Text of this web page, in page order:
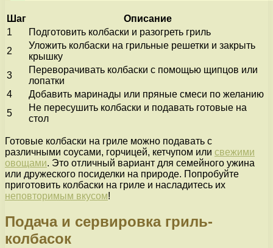
Шаг
Описание
1
Подготовить колбаски и разогреть гриль
2
Уложить колбаски на грильные решетки и закрыть
крышку
3
Переворачивать колбаски с помощью щипцов или
лопатки
4
Добавить маринады или пряные смеси по желанию
5
Не пересушить колбаски и подавать готовые на
стол
Готовые колбаски на гриле можно подавать с
различными соусами, горчицей, кетчупом или свежими
овощами. Это отличный вариант для семейного ужина
или дружеского посиделки на природе. Попробуйте
приготовить колбаски на гриле и насладитесь их
неповторимым вкусом!
Подача и сервировка гриль-
колбасок